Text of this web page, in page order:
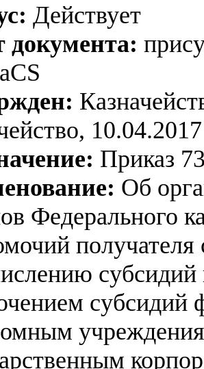
Действует
документа:
10.04.2017
Приказ
Об
Федерального
получателя